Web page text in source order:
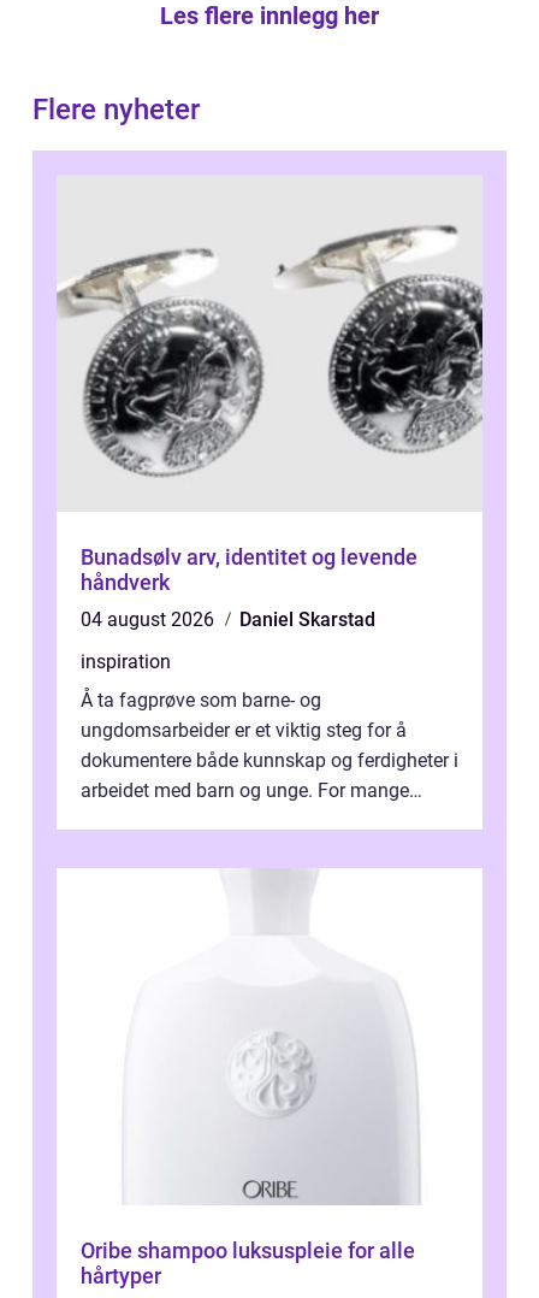
Les flere innlegg her
Flere nyheter
Bunadsølv arv, identitet og levende
håndverk
04 august 2026
Daniel Skarstad
inspiration
Å ta fagprøve som barne- og
ungdomsarbeider er et viktig steg for å
dokumentere både kunnskap og ferdigheter i
arbeidet med barn og unge. For mange
Oribe shampoo luksuspleie for alle
hårtyper